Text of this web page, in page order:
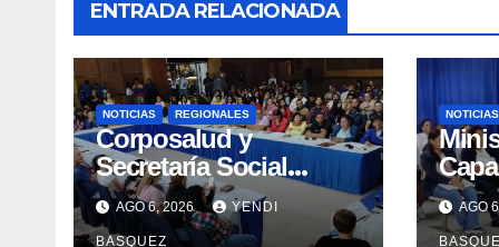
ENTRADA RELACIONADA
NOTICIAS REGIONALES
Corposalud y
Secretaría Social
fortalecen la atención
en 23 municipios
AGO 6, 2026 YENDI
BASQUEZ
NOTICIAS
AGO